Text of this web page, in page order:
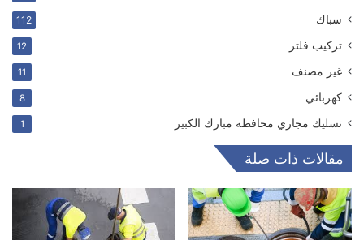
سباك 112
ترکیب فلتر 12
غير مصنف 11
كهربائي 8
تسليك مجاري محافظه مبارك الكبير 1
مقالات ذات صلة